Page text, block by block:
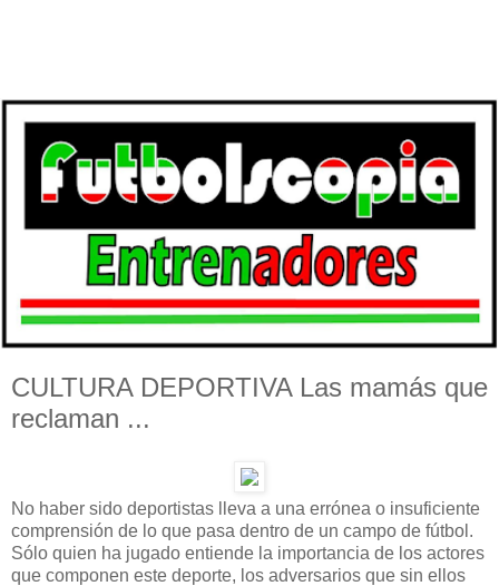
CULTURA DEPORTIVA Las mamás que
reclaman ...
No haber sido deportistas lleva a una errónea o insuficiente
comprensión de lo que pasa dentro de un campo de fútbol.
Sólo quien ha jugado entiende la importancia de los actores
que componen este deporte, los adversarios que sin ellos